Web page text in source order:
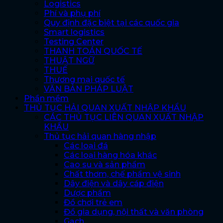
Logistics
Phí và phụ phí
Quy định đặc biệt tại các quốc gia
Smart logistics
Testing Center
THANH TOÁN QUỐC TẾ
THUẬT NGỮ
THUẾ
Thương mại quốc tế
VĂN BẢN PHÁP LUẬT
Phần mềm
THỦ TỤC HẢI QUAN XUẤT NHẬP KHẨU
CÁC THỦ TỤC LIÊN QUAN XUẤT NHẬP
KHẨU
Thủ tục hải quan hàng nhập
Các loại đá
Các loại hàng hóa khác
Cao su và sản phẩm
Chất thơm, chế phẩm vệ sinh
Dây điện và dây cáp điện
Dược phẩm
Đồ chơi trẻ em
Đồ gia dụng, nội thất và văn phòng